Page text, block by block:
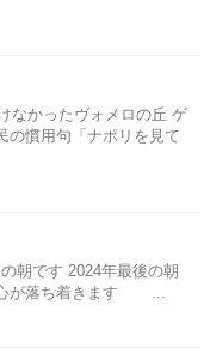
なかったヴォメロの丘 ゲ
の慣用句「ナポリを見て
朝です 2024年最後の朝
心が落ち着きます ...